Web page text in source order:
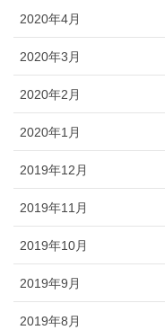
2020年4月
2020年3月
2020年2月
2020年1月
2019年12月
2019年11月
2019年10月
2019年9月
2019年8月